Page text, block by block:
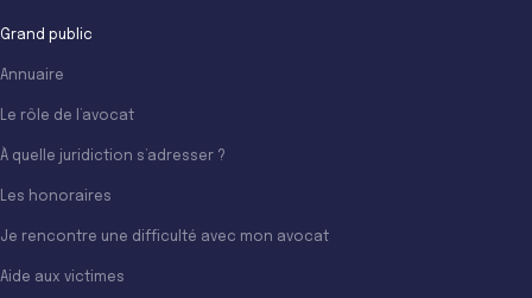
Grand public
Annuaire
Le rôle de l’avocat
À quelle juridiction s’adresser ?
Les honoraires
Je rencontre une difficulté avec mon avocat
Aide aux victimes